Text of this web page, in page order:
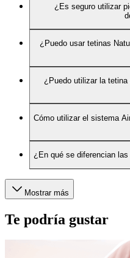
¿Es seguro utilizar
¿Puedo usar tetinas
¿Puedo utilizar la
Cómo utilizar el sistema
¿En qué se diferencian
Mostrar más
Te podría gustar